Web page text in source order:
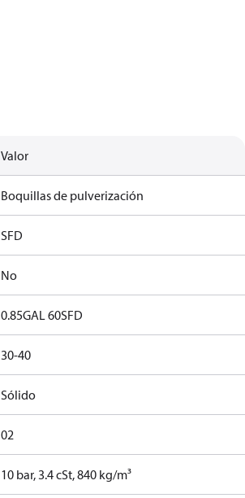
Valor
Boquillas de pulverización
SFD
No
0.85GAL 60SFD
30-40
Sólido
02
10 bar, 3.4 cSt, 840 kg/m³